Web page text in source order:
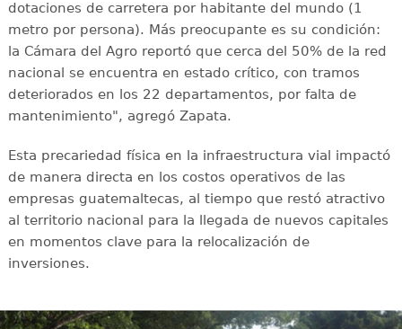
dotaciones de carretera por habitante del mundo (1
metro por persona). Más preocupante es su condición:
la Cámara del Agro reportó que cerca del 50% de la red
nacional se encuentra en estado crítico, con tramos
deteriorados en los 22 departamentos, por falta de
mantenimiento", agregó Zapata.
Esta precariedad física en la infraestructura vial impactó
de manera directa en los costos operativos de las
empresas guatemaltecas, al tiempo que restó atractivo
al territorio nacional para la llegada de nuevos capitales
en momentos clave para la relocalización de
inversiones.